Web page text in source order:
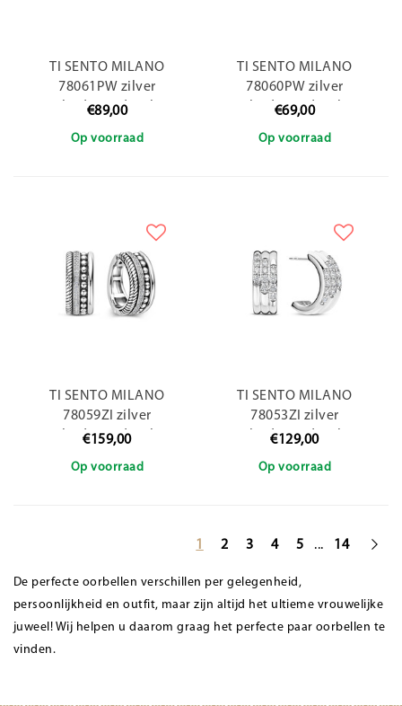
TI SENTO MILANO
78061PW zilver
gerhodineerde zilver
€89,00
Op voorraad
TI SENTO MILANO
78060PW zilver
gerhodineerde zilver
€69,00
Op voorraad
TI SENTO MILANO
78059ZI zilver
gerhodineerde zilver
gedraaid,zirkonia en
€159,00
Op voorraad
TI SENTO MILANO
78053ZI zilver
gerhodineerde zilver
zirkonia
€129,00
Op voorraad
1 2 3 4 5 ... 14
De perfecte oorbellen verschillen per gelegenheid,
persoonlijkheid en outfit, maar zijn altijd het ultieme vrouwelijke
juweel! Wij helpen u daarom graag het perfecte paar oorbellen te
vinden.